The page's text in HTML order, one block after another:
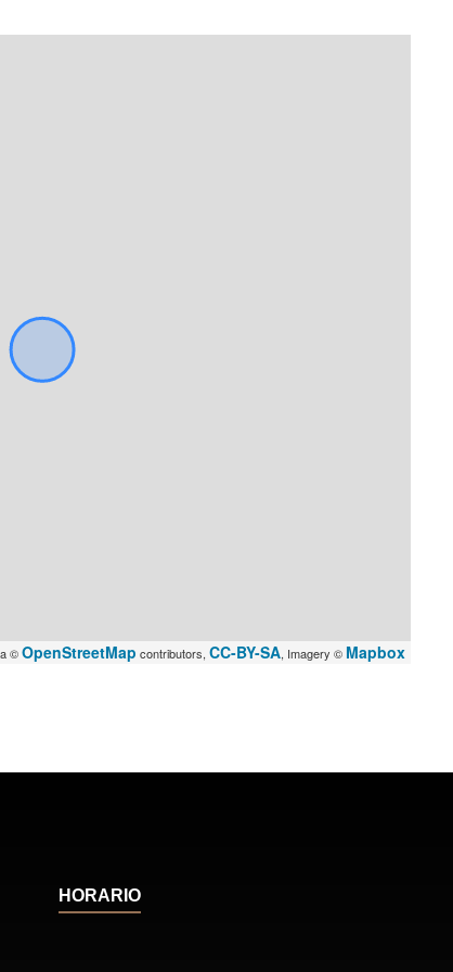
©OpenStreetMap contributors, CC-BY-SA, Imagery © Mapbox
HORARIO